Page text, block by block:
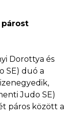
párost
Dorottya és
SE) duó a
Judo SE)
páros között a